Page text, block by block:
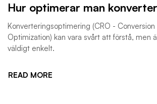
Hur optimerar man
Konverteringsoptimering (CRO - Conversion
Optimization) kan vara svårt att förstå, men
väldigt enkelt.
READ MORE